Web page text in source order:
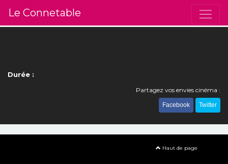
Le Connetable
Durée :
Partagez vos envies cinéma :
Facebook Twitter
Haut de page